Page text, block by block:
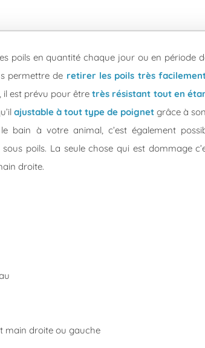
poils en quantité chaque jour ou en période
permettre de retirer les poils très
il est prévu pour êtretrès résistant tout en
ajustable à tout type de poignet grâce à
bain à votre animal, c’est également
sous poils. La seule chose qui est dommage
droite.
main droite ou gauche